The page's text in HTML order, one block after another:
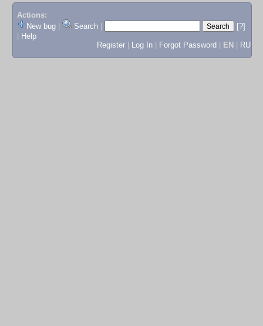
Actions:
New bug
Search
[?]
Help
Register
Log In Forgot Password EN RU